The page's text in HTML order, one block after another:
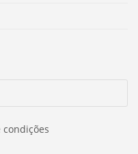
condições